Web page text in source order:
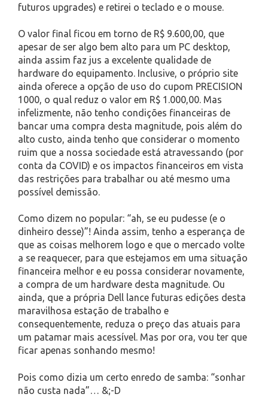
futuros upgrades) e retirei o teclado e o mouse.
O valor final ficou em torno de R$ 9.600,00, que
apesar de ser algo bem alto para um PC desktop,
ainda assim faz jus a excelente qualidade de
hardware do equipamento. Inclusive, o próprio site
ainda oferece a opção de uso do cupom PRECISION
1000, o qual reduz o valor em R$ 1.000,00. Mas
infelizmente, não tenho condições financeiras de
bancar uma compra desta magnitude, pois além do
alto custo, ainda tenho que considerar o momento
ruim que a nossa sociedade está atravessando (por
conta da COVID) e os impactos financeiros em vista
das restrições para trabalhar ou até mesmo uma
possível demissão.
Como dizem no popular: “ah, se eu pudesse (e o
dinheiro desse)”! Ainda assim, tenho a esperança de
que as coisas melhorem logo e que o mercado volte
a se reaquecer, para que estejamos em uma situação
financeira melhor e eu possa considerar novamente,
a compra de um hardware desta magnitude. Ou
ainda, que a própria Dell lance futuras edições desta
maravilhosa estação de trabalho e
consequentemente, reduza o preço das atuais para
um patamar mais acessível. Mas por ora, vou ter que
ficar apenas sonhando mesmo!
Pois como dizia um certo enredo de samba: “sonhar
não custa nada”… &;-D